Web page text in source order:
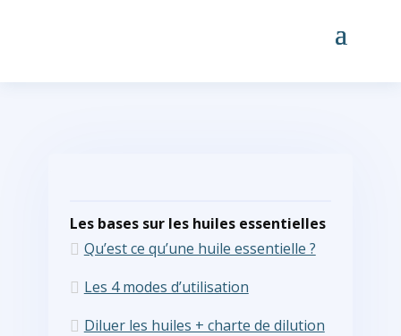
Les bases sur les huiles essentielles
Qu’est ce qu’une huile essentielle ?
Les 4 modes d’utilisation
Diluer les huiles + charte de dilution